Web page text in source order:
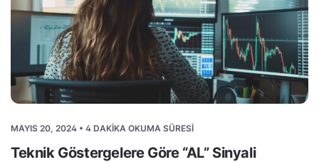
MAYIS 20, 2024 • 4 DAKIKA OKUMA SÜRESI
Teknik Göstergelere Göre “AL” Sinyali